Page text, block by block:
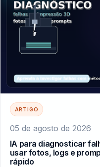
ARTIGO
05 de agosto de 2026
IA para diagnosticar
usar fotos, logs e
rápido